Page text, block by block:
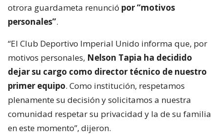
otrora guardameta renunció por “motivos
personales”.
“El Club Deportivo Imperial Unido informa que, por
motivos personales, Nelson Tapia ha decidido
dejar su cargo como director técnico de nuestro
primer equipo. Como institución, respetamos
plenamente su decisión y solicitamos a nuestra
comunidad respetar su privacidad y la de su familia
en este momento”, dijeron.